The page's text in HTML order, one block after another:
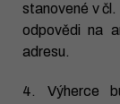
stanovené v
odpovědi na
adresu.
4. Výherce